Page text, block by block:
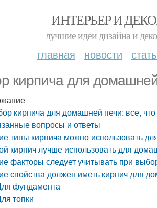
ИНТЕРЬЕР И
лучшие идеи дизайна и
главная новости
кирпича для
кирпича для домашней печи: все, что
вопросы и ответы
типы кирпича можно использовать
кирпич лучше использовать для
факторы следует учитывать при
свойства должен иметь кирпич для
фундамента
топки